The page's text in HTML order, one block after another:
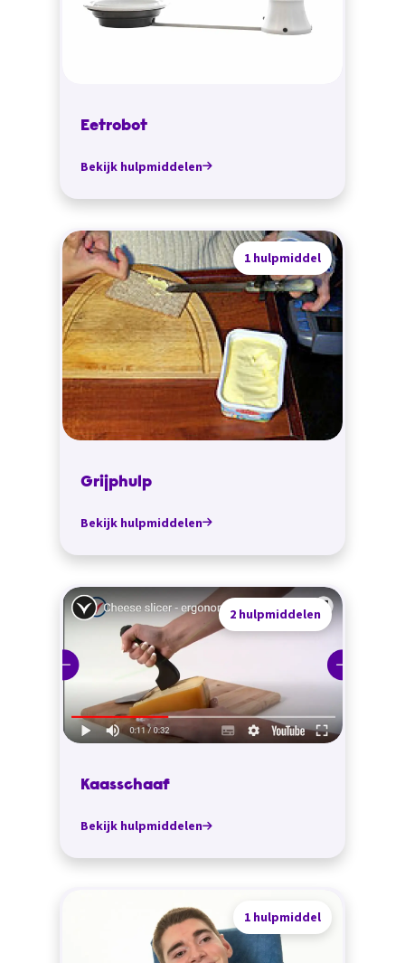
Eetrobot
Bekijk hulpmiddelen
1 hulpmiddel
Grijphulp
Bekijk hulpmiddelen
2 hulpmiddelen
Kaasschaaf
Bekijk hulpmiddelen
1 hulpmiddel